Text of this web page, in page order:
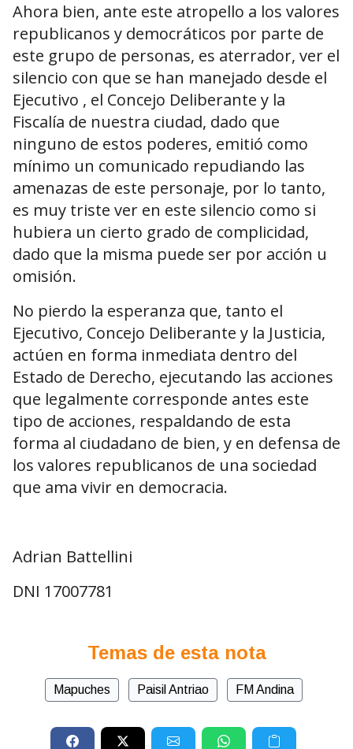
Ahora bien, ante este atropello a los valores
republicanos y democráticos por parte de
este grupo de personas, es aterrador, ver el
silencio con que se han manejado desde el
Ejecutivo , el Concejo Deliberante y la
Fiscalía de nuestra ciudad, dado que
ninguno de estos poderes, emitió como
mínimo un comunicado repudiando las
amenazas de este personaje, por lo tanto,
es muy triste ver en este silencio como si
hubiera un cierto grado de complicidad,
dado que la misma puede ser por acción u
omisión.
No pierdo la esperanza que, tanto el
Ejecutivo, Concejo Deliberante y la Justicia,
actúen en forma inmediata dentro del
Estado de Derecho, ejecutando las acciones
que legalmente corresponde antes este
tipo de acciones, respaldando de esta
forma al ciudadano de bien, y en defensa de
los valores republicanos de una sociedad
que ama vivir en democracia.
Adrian Battellini
DNI 17007781
Temas de esta nota
Mapuches Paisil Antriao FM Andina